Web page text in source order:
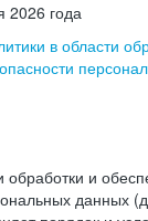
2026 года
в области
обработки и
данных